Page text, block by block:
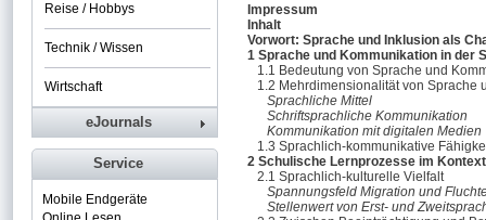
Impressum
Inhalt
Vorwort: Sprache und Inklusion als
1 Sprache und Kommunikation in der
1.1 Bedeutung von Sprache und
1.2 Mehrdimensionalität von Sprache
Sprachliche Mittel
Schriftsprachliche Kommunikation
Kommunikation mit digitalen Medien
1.3 Sprachlich-kommunikative
2 Schulische Lernprozesse im
2.1 Sprachlich-kulturelle Vielfalt
Spannungsfeld Migration und
Stellenwert von Erst- und
Reise / Hobbys
Technik / Wissen
Wirtschaft
eJournals
Service
Mobile Endgeräte